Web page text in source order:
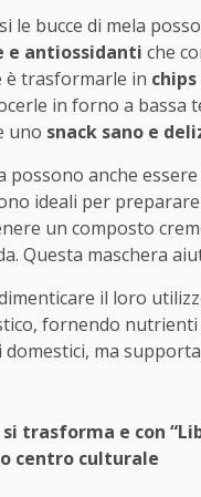
le bucce di mela
e antiossidanti che
è trasformarle in
in forno a bassa
uno snack sano e
possono anche
ideali per preparare
un composto
Questa maschera
il loro
fornendo
ma
trasforma e con
centro culturale